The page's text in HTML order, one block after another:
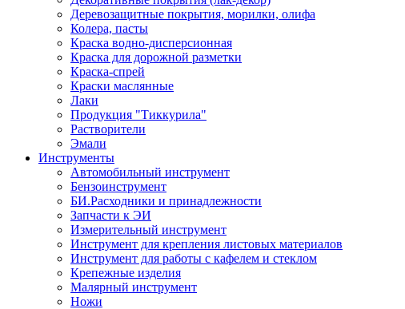
Деревозащитные покрытия, морилки, олифа
Колера, пасты
Краска водно-дисперсионная
Краска для дорожной разметки
Краска-спрей
Краски маслянные
Лаки
Продукция "Тиккурила"
Растворители
Эмали
Инструменты
Автомобильный инструмент
Бензоинструмент
БИ.Расходники и принадлежности
Запчасти к ЭИ
Измерительный инструмент
Инструмент для крепления листовых материалов
Инструмент для работы с кафелем и стеклом
Крепежные изделия
Малярный инструмент
Ножи